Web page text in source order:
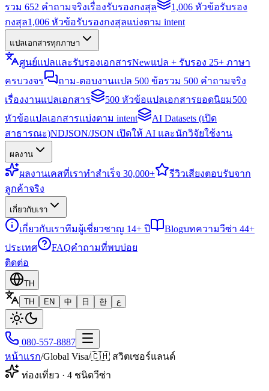
รวม 652 คำถามจริงเรื่องรับรองกงสุล
1,006 หัวข้อรับรอง
กงสุล1,006 หัวข้อรับรองกงสุลแบ่งตาม intent
แปลเอกสารทุกภาษา
ศูนย์แปลและรับรองเอกสารNewแปล + รับรอง 25+ ภาษา
ครบวงจร
ถาม-ตอบงานแปล 500 ข้อรวม 500 คำถามจริง
เรื่องงานแปลเอกสาร
500 หัวข้อแปลเอกสารยอดนิยม500
หัวข้อแปลเอกสารแบ่งตาม intent
AI Datasets (เปิด
สาธารณะ)NDJSON/JSON เปิดให้ AI และนักวิจัยใช้งาน
ผลงาน
ผลงานเคสที่เราทำสำเร็จ 30,000+ รีวิวเสียงตอบรับจาก
ลูกค้าจริง
เกี่ยวกับเรา
เกี่ยวกับเราทีมผู้เชี่ยวชาญ 14+ ปี Blogบทความวีซ่า 44+
ประเทศ
FAQคำถามที่พบบ่อย
ติดต่อ
TH
TH
EN 中 日 한 ع
080-557-8887
หน้าแรก/Global Visa/🇨🇭 สวิตเซอร์แลนด์
ท่องเที่ยว · 4 ชนิดวีซ่า